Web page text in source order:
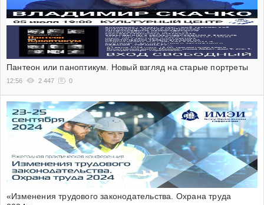
Пантеон или паноптикум. Новый взгляд на старые портреты
12:56 2 447 0
«Изменения трудового законодательства. Охрана труда